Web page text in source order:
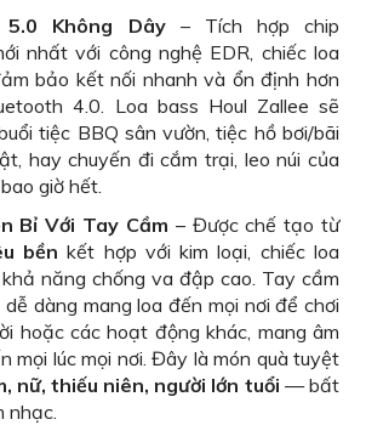
Không Dây– Tích hợp chip
nhất với công nghệ EDR, chiếc loa
bảo kết nối nhanh và ổn định hơn
4.0. Loa bass Houl Zallee sẽ
tiệc BBQ sân vườn, tiệc hồ bơi/bãi
hay chuyến đi cắm trại, leo núi của
giờ hết.
Bỉ Với Tay Cầm – Được chế tạo từ
bền kết hợp với kim loại, chiếc loa
năng chống va đập cao. Tay cầm
dàng mang loa đến mọi nơi để chơi
hoặc các hoạt động khác, mang âm
mọi lúc mọi nơi. Đây là món quà tuyệt
nữ, thiếu niên, người lớn tuổi — bất
nhạc.